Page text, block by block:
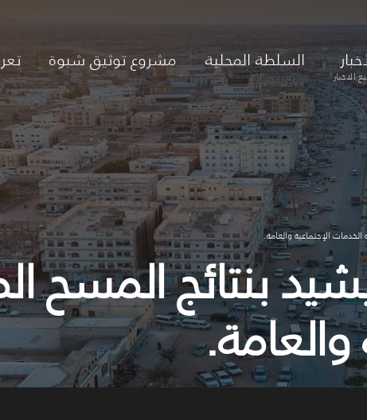
الاخبار
السلطة المحلية مشروع توثيق شبوة
الإجتماعية والعامة.
بنتائج المسح
والعامة.